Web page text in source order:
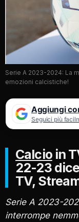
Serie A 2023-2024: La
emozioni calcistiche!
Aggiungi
Seguici più
Calcioin
22-23
TV,
Serie A 2023-
interrompe